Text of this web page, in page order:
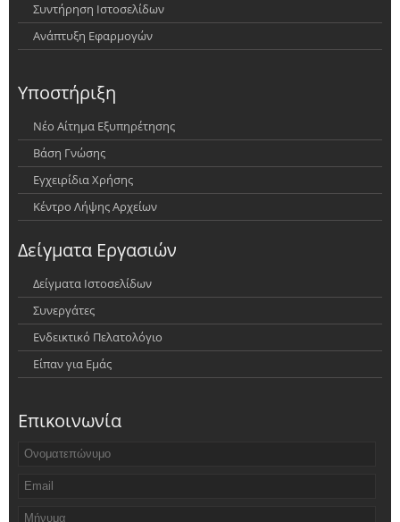
Συντήρηση Ιστοσελίδων
Ανάπτυξη Εφαρμογών
Υποστήριξη
Νέο Αίτημα Εξυπηρέτησης
Βάση Γνώσης
Εγχειρίδια Χρήσης
Κέντρο Λήψης Αρχείων
Δείγματα Εργασιών
Δείγματα Ιστοσελίδων
Συνεργάτες
Ενδεικτικό Πελατολόγιο
Είπαν για Εμάς
Επικοινωνία